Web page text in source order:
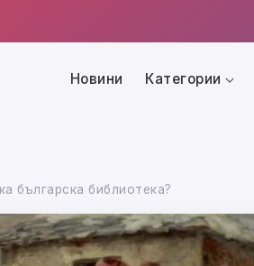
Новини Категории
българска библиотека?